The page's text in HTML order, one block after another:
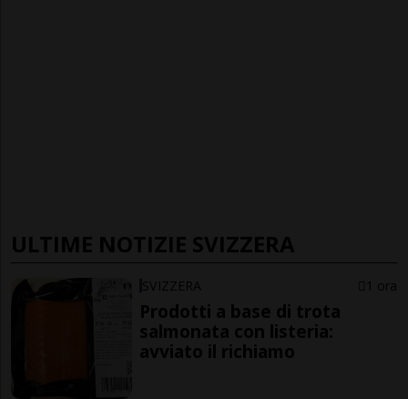
ULTIME NOTIZIE SVIZZERA
SVIZZERA 1 ora
Prodotti a base di trota
salmonata con listeria:
avviato il richiamo